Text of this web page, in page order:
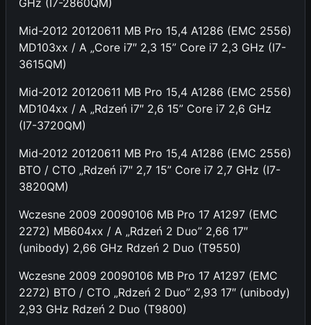
GHz (I7-2860QM)
Mid-2012 20120611 MB Pro 15,4 A1286 (EMC 2556)
MD103xx / A „Core i7″ 2,3 15” Core i7 2,3 GHz (I7-
3615QM)
Mid-2012 20120611 MB Pro 15,4 A1286 (EMC 2556)
MD104xx / A „Rdzeń i7″ 2,6 15” Core i7 2,6 GHz
(I7-3720QM)
Mid-2012 20120611 MB Pro 15,4 A1286 (EMC 2556)
BTO / CTO „Rdzeń i7″ 2,7 15” Core i7 2,7 GHz (I7-
3820QM)
Wczesne 2009 20090106 MB Pro 17 A1297 (EMC
2272) MB604xx / A „Rdzeń 2 Duo” 2,66 17″
(unibody) 2,66 GHz Rdzeń 2 Duo (T9550)
Wczesne 2009 20090106 MB Pro 17 A1297 (EMC
2272) BTO / CTO „Rdzeń 2 Duo” 2,93 17″ (unibody)
2,93 GHz Rdzeń 2 Duo (T9800)